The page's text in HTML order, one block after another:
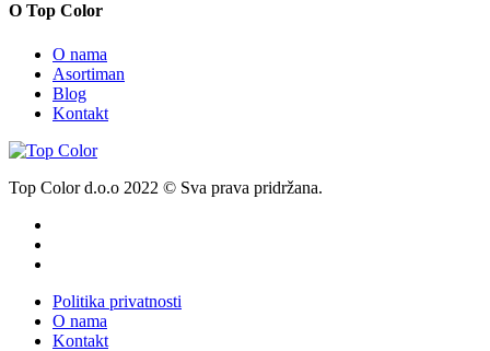
O Top Color
O nama
Asortiman
Blog
Kontakt
Top Color d.o.o 2022 © Sva prava pridržana.
Politika privatnosti
O nama
Kontakt